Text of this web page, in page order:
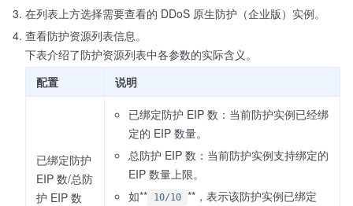
在列表上方选择需要查看的 DDoS 原生防护（企业版）实例。
查看防护资源列表信息。
下表介绍了防护资源列表中各参数的实际含义。
配置
说明
已绑定防护
EIP 数/总防
护 EIP 数
已绑定防护 EIP 数：当前防护实例已经绑
定的 EIP 数量。
总防护 EIP 数：当前防护实例支持绑定的
EIP 数量上限。
如**
10/10 **，表示该防护实例已绑定